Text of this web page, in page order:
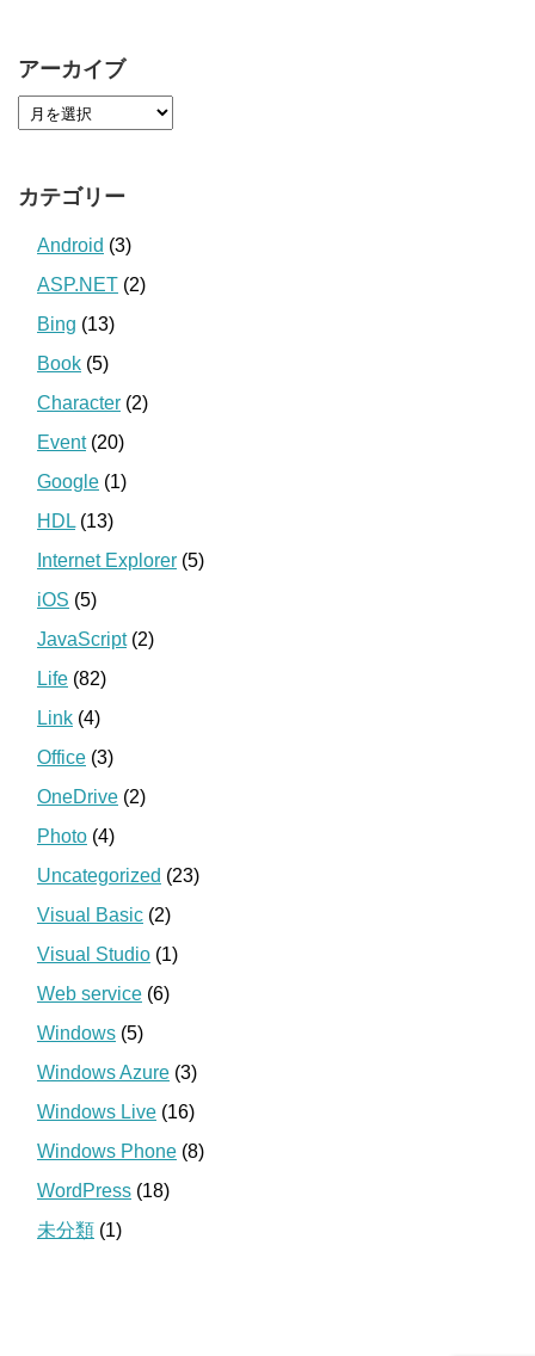
アーカイブ
カテゴリー
Android (3)
ASP.NET (2)
Bing (13)
Book (5)
Character (2)
Event(20)
Google (1)
HDL (13)
Internet Explorer (5)
iOS (5)
JavaScript(2)
Life (82)
Link (4)
Office (3)
OneDrive (2)
Photo (4)
Uncategorized (23)
Visual Basic (2)
Visual Studio (1)
Web service (6)
Windows (5)
Windows Azure (3)
Windows Live (16)
Windows Phone (8)
WordPress (18)
未分類 (1)